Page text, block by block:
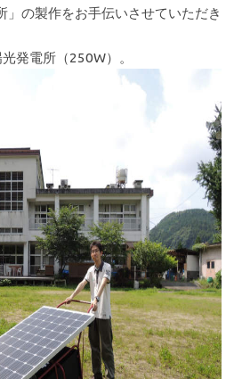
」の製作をお手伝いさせていただき
発電所（250W）。